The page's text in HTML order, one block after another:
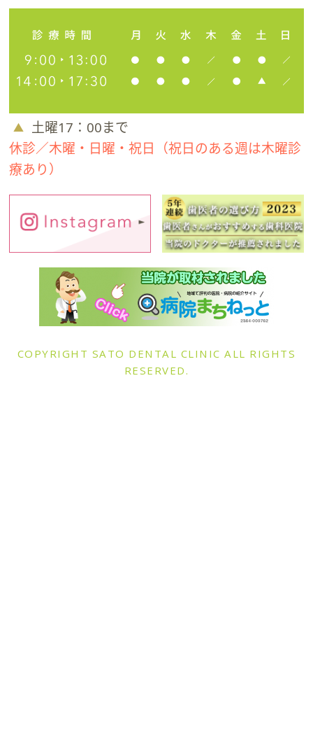
土曜17：00まで
休診／木曜・日曜・祝日（祝日のある週は木曜診
療あり）
COPYRIGHT SATO DENTAL CLINIC ALL RIGHTS
RESERVED.